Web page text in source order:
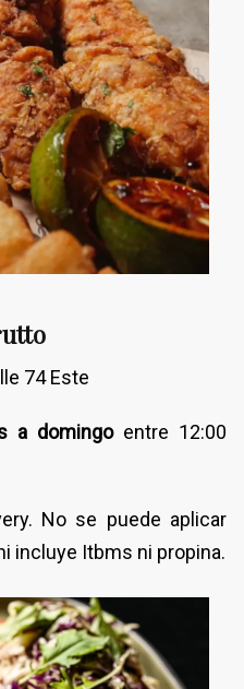
74 Este
a domingoentre 12:00
No se puede aplicar
incluye Itbms ni propina.